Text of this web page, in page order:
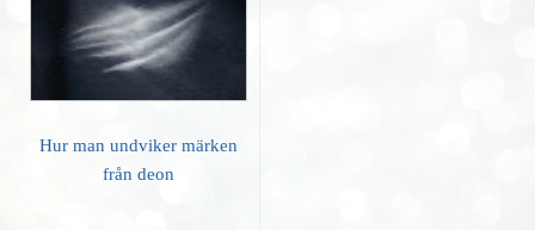
Hur man undviker märken
från deon